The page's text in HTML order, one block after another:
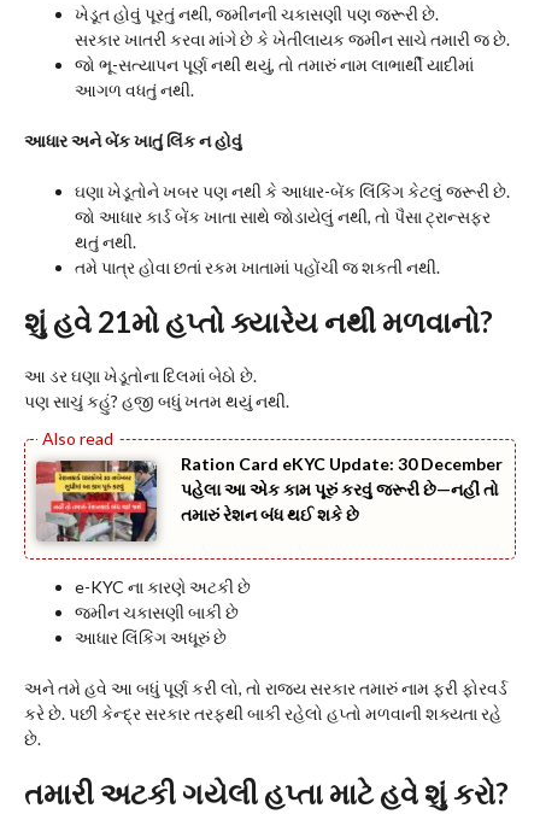
ખેડૂત હોવું પૂરતું નથી, જમીનની ચકાસણી પણ જરૂરી છે.
સરકાર ખાતરી કરવા માંગે છે કે ખેતીલાયક જમીન સાચે તમારી જ છે.
જો ભૂ-સત્યાપન પૂર્ણ નથી થયું, તો તમારું નામ લાભાર્થી યાદીમાં
આગળ વધતું નથી.
આધાર અને બેંક ખાતું લિંક ન હોવું
ઘણા ખેડૂતોને ખબર પણ નથી કે આધાર-બેંક લિંકિંગ કેટલું જરૂરી છે.
જો આધાર કાર્ડ બેંક ખાતા સાથે જોડાયેલું નથી, તો પૈસા ટ્રાન્સફર
થતું નથી.
તમે પાત્ર હોવા છતાં રકમ ખાતામાં પહોંચી જ શકતી નથી.
શું હવે 21મો હપ્તો ક્યારેય નથી મળવાનો?
આ ડર ઘણા ખેડૂતોના દિલમાં બેઠો છે.
પણ સાચું કહું? હજી બધું ખતમ થયું નથી.
Ration Card eKYC Update: 30 December
પહેલા આ એક કામ પૂરું કરવું જરૂરી છે—નહીં તો
તમારું રેશન બંધ થઈ શકે છે
e-KYC ના કારણે અટકી છે
જમીન ચકાસણી બાકી છે
આધાર લિંકિંગ અધૂરું છે
અને તમે હવે આ બધું પૂર્ણ કરી લો, તો રાજ્ય સરકાર તમારું નામ ફરી ફોરવર્ડ
કરે છે. પછી કેન્દ્ર સરકાર તરફથી બાકી રહેલો હપ્તો મળવાની શક્યતા રહે
છે.
તમારી અટકી ગયેલી હપ્તા માટે હવે શું કરો?